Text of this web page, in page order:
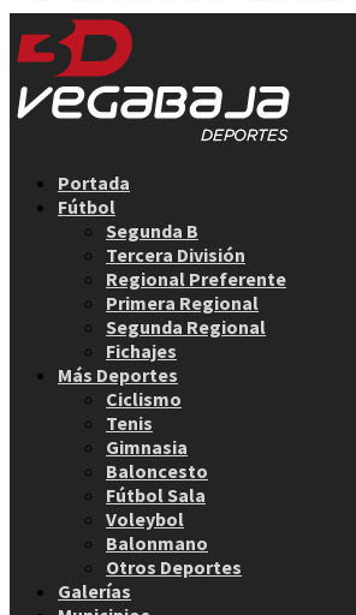
Portada
Fútbol
Segunda B
Tercera División
Regional Preferente
Primera Regional
Segunda Regional
Fichajes
Más Deportes
Ciclismo
Tenis
Gimnasia
Baloncesto
Fútbol Sala
Voleybol
Balonmano
Otros Deportes
Galerías